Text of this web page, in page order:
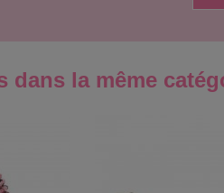
dans la même